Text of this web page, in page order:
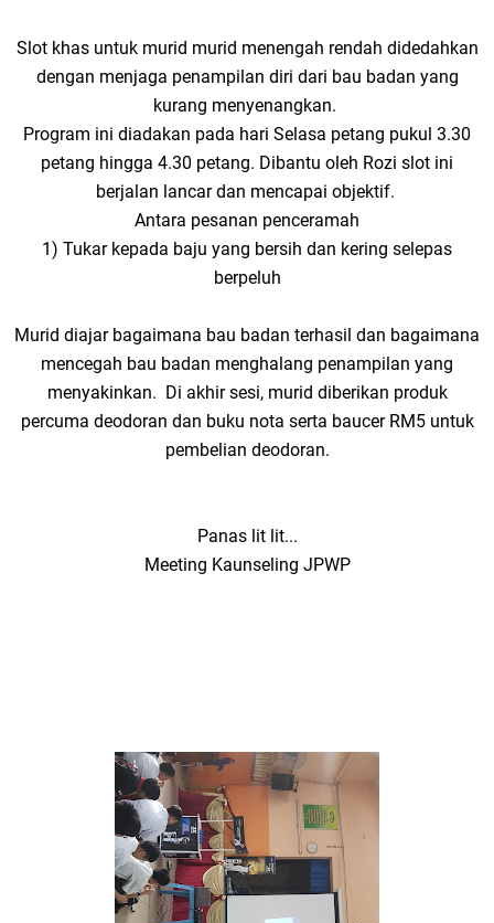
Slot khas untuk murid murid menengah rendah didedahkan
dengan menjaga penampilan diri dari bau badan yang
kurang menyenangkan.
Program ini diadakan pada hari Selasa petang pukul 3.30
petang hingga 4.30 petang. Dibantu oleh Rozi slot ini
berjalan lancar dan mencapai objektif.
Antara pesanan penceramah
1) Tukar kepada baju yang bersih dan kering selepas
berpeluh
Murid diajar bagaimana bau badan terhasil dan bagaimana
mencegah bau badan menghalang penampilan yang
menyakinkan. Di akhir sesi, murid diberikan produk
percuma deodoran dan buku nota serta baucer RM5 untuk
pembelian deodoran.
Panas lit lit...
Meeting Kaunseling JPWP